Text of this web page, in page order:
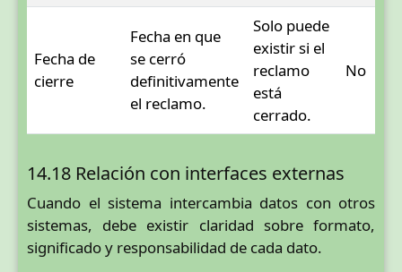
Fecha de
cierre
Fecha en que
se cerró
definitivamente
el reclamo.
Solo puede
existir si el
reclamo
está
cerrado.
No
14.18 Relación con interfaces externas
Cuando el sistema intercambia datos con otros
sistemas, debe existir claridad sobre formato,
significado y responsabilidad de cada dato.